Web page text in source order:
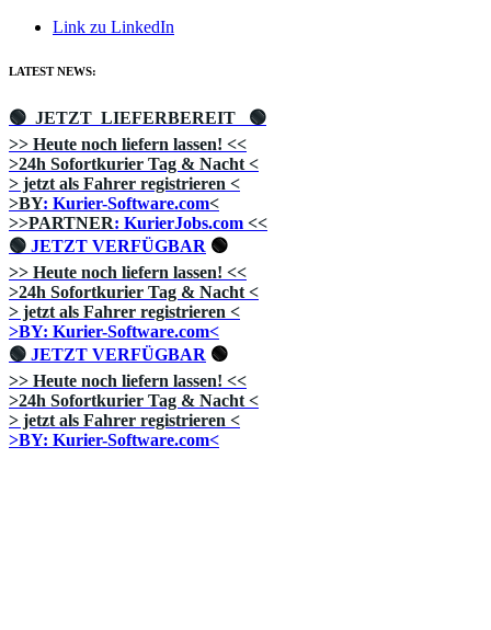
Link zu LinkedIn
LATEST NEWS:
🟢 JETZT LIEFERBEREIT
🟢
>> Heute noch liefern lassen! <<
>24h Sofortkurier Tag & Nacht <
> jetzt als Fahrer registrieren <
>BY: Kurier-Software.com<
>>PARTNER: KurierJobs.com <<
🟢 JETZT VERFÜGBAR 🟢
>> Heute noch liefern lassen! <<
>24h Sofortkurier Tag & Nacht <
> jetzt als Fahrer registrieren <
>BY: Kurier-Software.com<
🟢 JETZT VERFÜGBAR 🟢
>> Heute noch liefern lassen! <<
>24h Sofortkurier Tag & Nacht <
> jetzt als Fahrer registrieren <
>BY: Kurier-Software.com<